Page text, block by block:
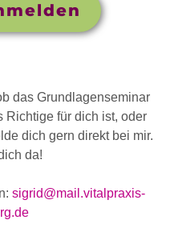
das Grundlagenseminar
für dich ist, oder
dich gern direkt bei mir.
da!
sigrid@mail.vitalpraxis-